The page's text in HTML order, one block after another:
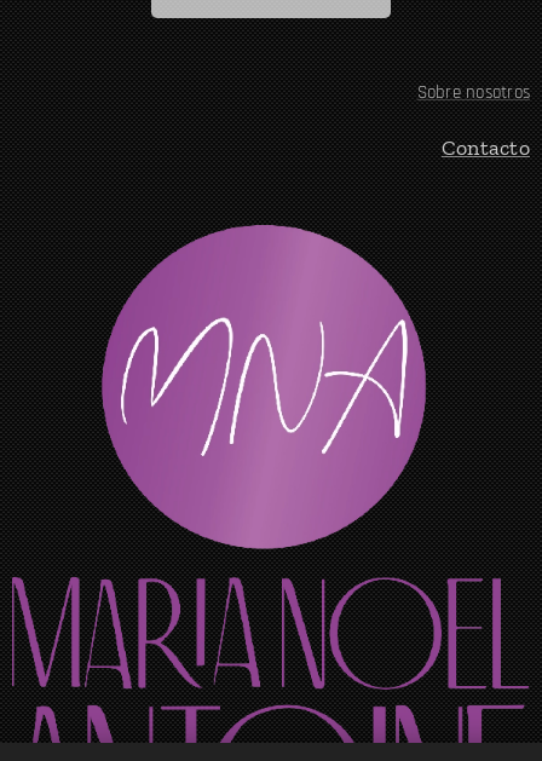
Sobre nosotros
Contacto